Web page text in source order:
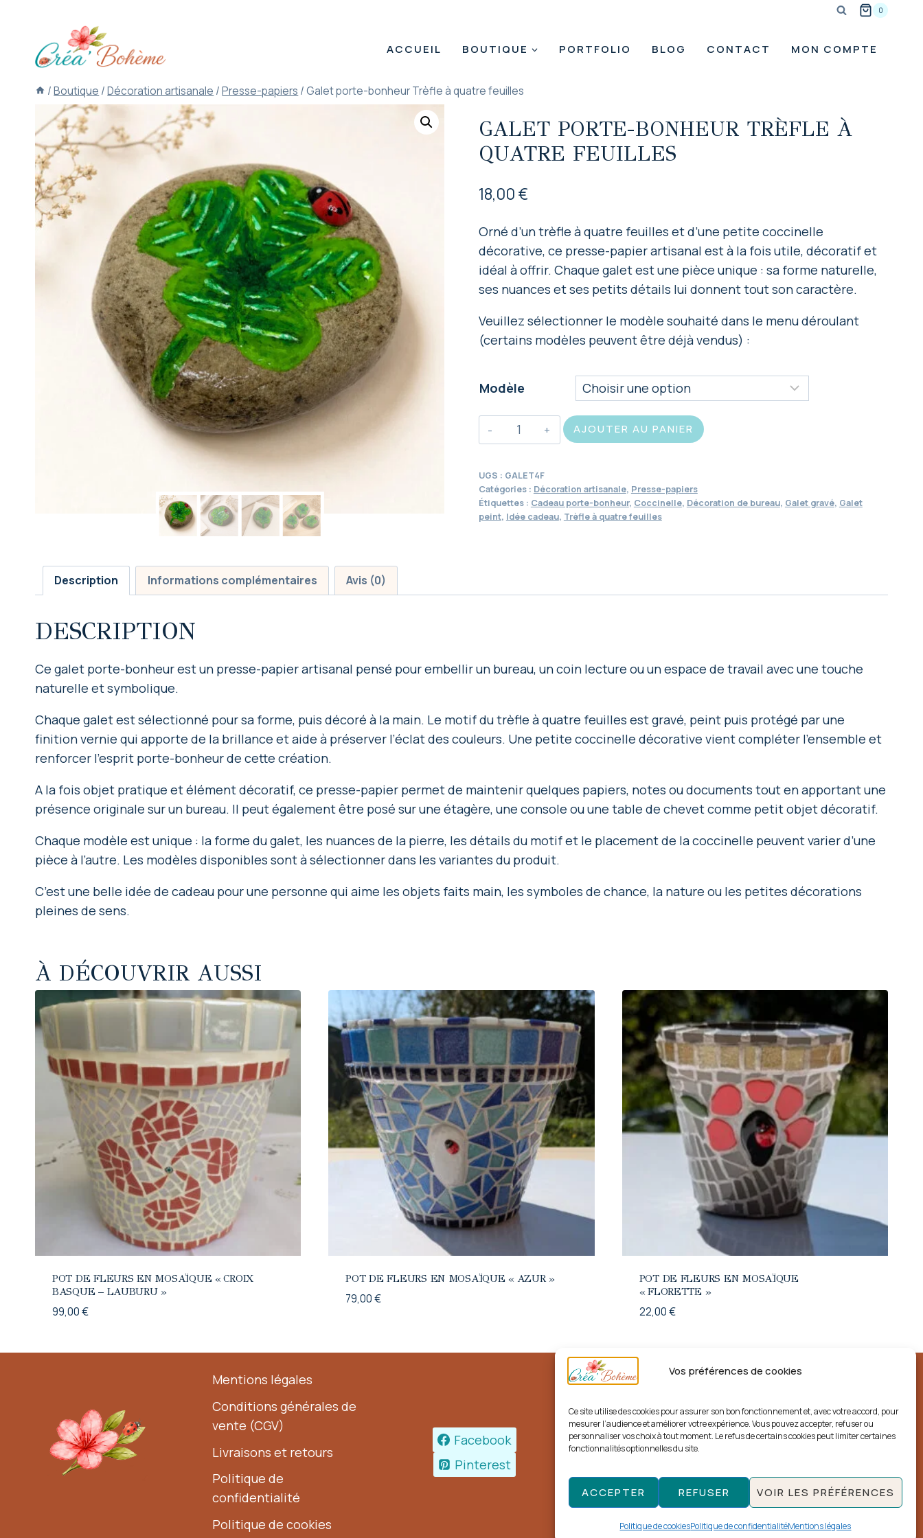
Vos préférences de cookies
Ce site utilise des cookies pour assurer son bon fonctionnement et, avec votre accord, pour
mesurer l’audience et améliorer votre expérience. Vous pouvez accepter, refuser ou
personnaliser vos choix à tout moment. Le refus de certains cookies peut limiter certaines
fonctionnalités optionnelles du site.
ACCEPTER REFUSER VOIR LES PRÉFÉRENCES
Politique de cookiesPolitique de confidentialitéMentions légales
contenu
0
ACCUEIL BOUTIQUE PORTFOLIO BLOG CONTACT MON COMPTE
/ Boutique / Décoration artisanale / Presse-papiers / Galet porte-bonheur Trèfle à quatre feuilles
GALET PORTE-BONHEUR TRÈFLE À
QUATRE FEUILLES
18,00€
Orné d’un trèfle à quatre feuilles et d’une petite coccinelle
décorative, ce presse-papier artisanal est à la fois utile, décoratif et
idéal à offrir. Chaque galet est une pièce unique : sa forme naturelle,
ses nuances et ses petits détails lui donnent tout son caractère.
Veuillez sélectionner le modèle souhaité dans le menu déroulant
(certains modèles peuvent être déjà vendus) :
Modèle
quantité
de
porte-
bonheur
Trèfle
AJOUTER AU PANIER
UGS : GALET4F
Catégories : Décoration artisanale, Presse-papiers
Étiquettes : Cadeau porte-bonheur, Coccinelle, Décoration de bureau, Galet gravé, Galet
peint, Idée cadeau, Trèfle à quatre feuilles
Description Informations complémentaires Avis (0)
DESCRIPTION
Ce galet porte-bonheur est un presse-papier artisanal pensé pour embellir un bureau, un coin lecture ou un espace de travail avec une touche
naturelle et symbolique.
Chaque galet est sélectionné pour sa forme, puis décoré à la main. Le motif du trèfle à quatre feuilles est gravé, peint puis protégé par une
finition vernie qui apporte de la brillance et aide à préserver l’éclat des couleurs. Une petite coccinelle décorative vient compléter l’ensemble et
renforcer l’esprit porte-bonheur de cette création.
A la fois objet pratique et élément décoratif, ce presse-papier permet de maintenir quelques papiers, notes ou documents tout en apportant une
présence originale sur un bureau. Il peut également être posé sur une étagère, une console ou une table de chevet comme petit objet décoratif.
Chaque modèle est unique : la forme du galet, les nuances de la pierre, les détails du motif et le placement de la coccinelle peuvent varier d’une
pièce à l’autre. Les modèles disponibles sont à sélectionner dans les variantes du produit.
C’est une belle idée de cadeau pour une personne qui aime les objets faits main, les symboles de chance, la nature ou les petites décorations
pleines de sens.
POT DE FLEURS EN MOSAÏQUE « CROIX
BASQUE – LAUBURU »
99,00€
POT DE FLEURS EN MOSAÏQUE « AZUR »
79,00€
POT DE FLEURS EN MOSAÏQUE
« FLORETTE »
22,00€
Mentions légales
Conditions générales de
vente (CGV)
Livraisons et retours
Politique de
confidentialité
Politique de cookies
Facebook
Pinterest
© 2025-2026 Créa'Bohème - Tous droits réservés
Marque déposée auprès de l’INPI – Atelier artisanal du Pays Basque